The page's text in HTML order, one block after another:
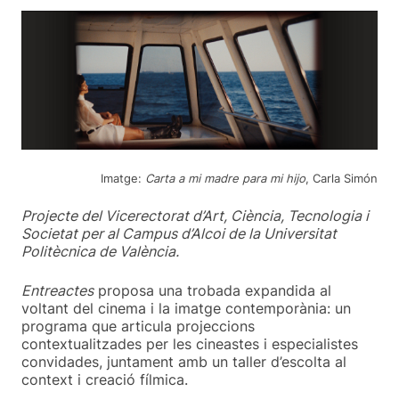
Imatge: Carta a mi madre para mi hijo, Carla Simón
Projecte del Vicerectorat d’Art, Ciència, Tecnologia i
Societat per al Campus d’Alcoi de la Universitat
Politècnica de València.
Entreactesproposa una trobada expandida al
voltant del cinema i la imatge contemporània: un
programa que articula projeccions
contextualitzades per les cineastes i especialistes
convidades, juntament amb un taller d’escolta al
context i creació fílmica.